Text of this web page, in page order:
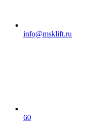
info@msklift.ru
60